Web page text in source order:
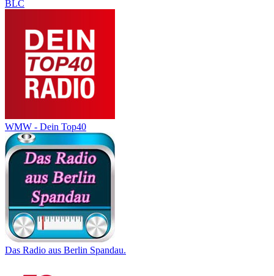
BLC
WMW - Dein Top40
Das Radio aus Berlin Spandau.